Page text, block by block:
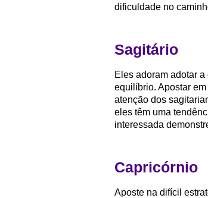
dificuldade no
Sagitário
Eles adoram adotar
equilíbrio. Apostar
atenção dos
eles têm uma
interessada
Capricórnio
Aposte na difícil